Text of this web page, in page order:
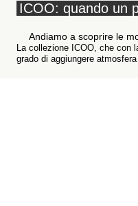
ICOO: quando un
Andiamo a scoprire le
La collezione ICOO, che con
grado di aggiungere